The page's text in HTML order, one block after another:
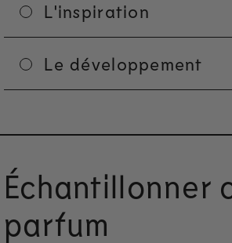
L'inspiration
Le développement
Échantillonner
parfum